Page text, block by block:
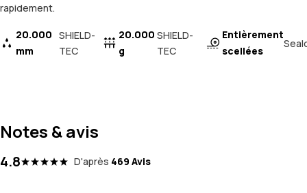
rapidement.
20.000
mm
SHIELD-
TEC
20.000
g
SHIELD-
TEC
Entièrement
scellées
Notes & avis
4.8 D'après 469 Avis